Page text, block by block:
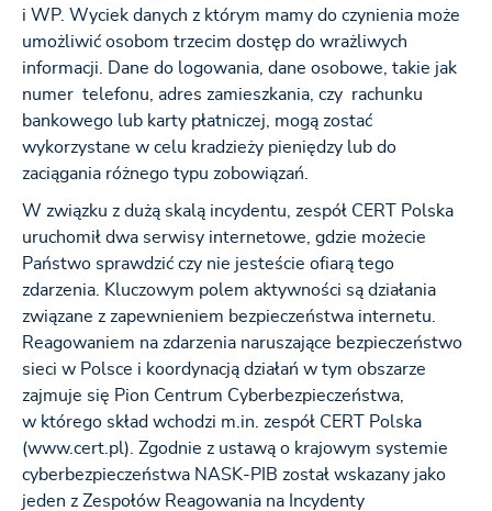
i WP. Wyciek danych z którym mamy do czynienia może
umożliwić osobom trzecim dostęp do wrażliwych
informacji. Dane do logowania, dane osobowe, takie jak
numer telefonu, adres zamieszkania, czy rachunku
bankowego lub karty płatniczej, mogą zostać
wykorzystane w celu kradzieży pieniędzy lub do
zaciągania różnego typu zobowiązań.
W związku z dużą skalą incydentu, zespół CERT Polska
uruchomił dwa serwisy internetowe, gdzie możecie
Państwo sprawdzić czy nie jesteście ofiarą tego
zdarzenia. Kluczowym polem aktywności są działania
związane z zapewnieniem bezpieczeństwa internetu.
Reagowaniem na zdarzenia naruszające bezpieczeństwo
sieci w Polsce i koordynacją działań w tym obszarze
zajmuje się Pion Centrum Cyberbezpieczeństwa,
w którego skład wchodzi m.in. zespół CERT Polska
(www.cert.pl). Zgodnie z ustawą o krajowym systemie
cyberbezpieczeństwa NASK-PIB został wskazany jako
jeden z Zespołów Reagowania na Incydenty